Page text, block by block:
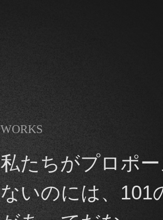
WORKS
私たちがプロポ
ないのには、101